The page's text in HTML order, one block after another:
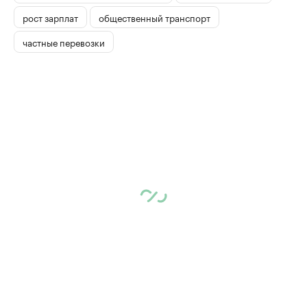
рост зарплат
общественный транспорт
частные перевозки